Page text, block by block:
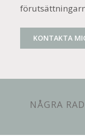
KONTAKTA
NÅGRA